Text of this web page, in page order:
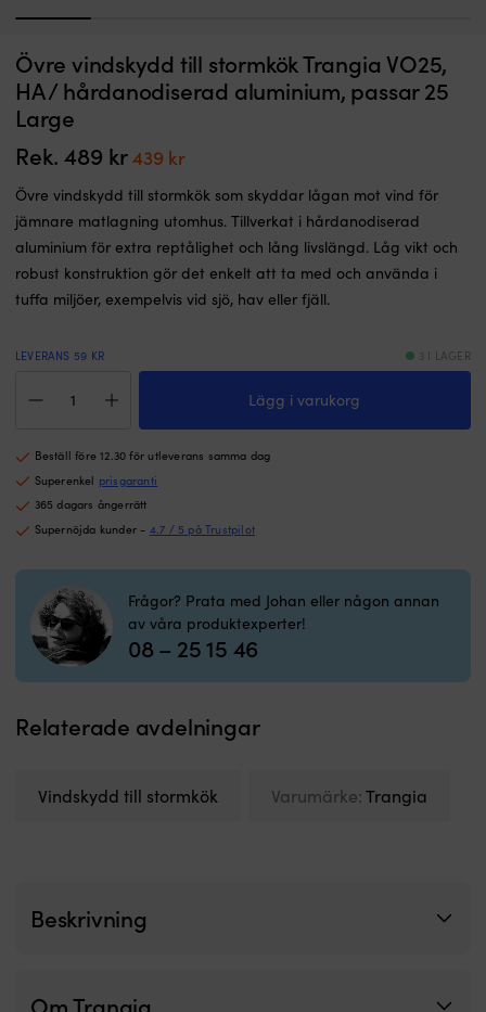
Övre vindskydd till stormkök Trangia VO25,
HA / hårdanodiserad aluminium, passar 25
Large
Rek. 489 kr Det
priset
var:
489 kr.
439 krDet
priset
är:
439 kr.
Övre vindskydd till stormkök som skyddar lågan mot vind för
jämnare matlagning utomhus. Tillverkat i hårdanodiserad
aluminium för extra reptålighet och lång livslängd. Låg vikt och
robust konstruktion gör det enkelt att ta med och använda i
tuffa miljöer, exempelvis vid sjö, hav eller fjäll.
LEVERANS 59 KR 3 I LAGER
vindskydd
Trangia
VO25,
HA
/
aluminium,
passar
25
Large
mängd
Lägg i varukorg
Beställ före 12.30 för utleverans samma dag
Superenkel prisgaranti
365 dagars ångerrätt
Supernöjda kunder - 4.7 / 5 på Trustpilot
Frågor? Prata med Johan eller någon annan
av våra produktexperter!
08 – 25 15 46
Relaterade avdelningar
Vindskydd till stormkök Varumärke:Trangia
Beskrivning
Om Trangia